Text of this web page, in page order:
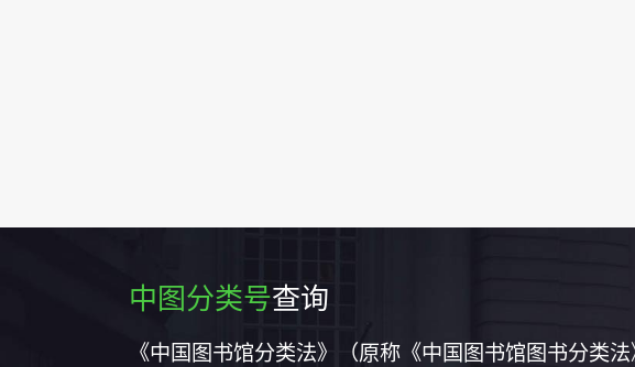
中图分类号查询
《中国图书馆分类法》（原称《中国图书馆图书分类